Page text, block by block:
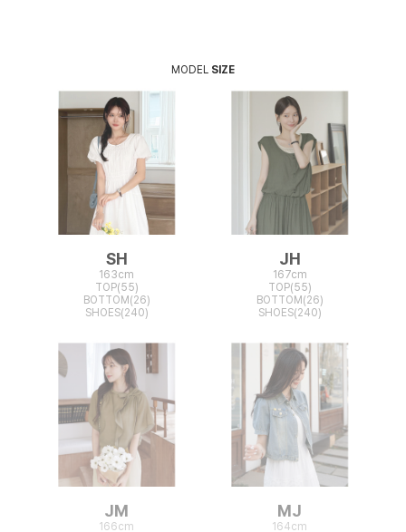
MODEL SIZE
SH
163cm
TOP(55)
BOTTOM(26)
SHOES(240)
JH
167cm
TOP(55)
BOTTOM(26)
SHOES(240)
JM
166cm
MJ
164cm